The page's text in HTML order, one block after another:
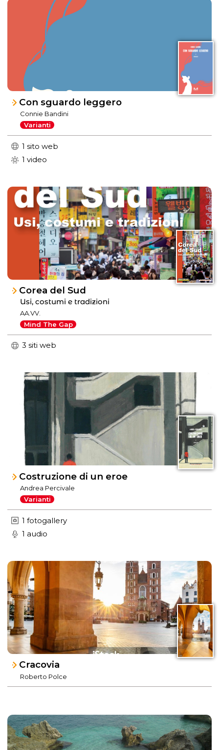
Con sguardo leggero
Connie Bandini
Varianti
1 sito web
1 video
Corea del Sud
Usi, costumi e tradizioni
AA.VV.
Mind The Gap
3 siti web
Costruzione di un eroe
Andrea Percivale
Varianti
1 fotogallery
1 audio
Cracovia
Roberto Polce